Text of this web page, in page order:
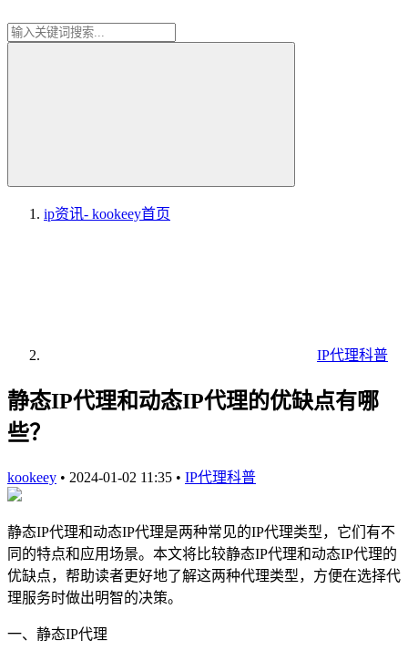
ip资讯- kookeey首页
IP代理科普
静态IP代理和动态IP代理的优缺点有哪
些？
kookeey • 2024-01-02 11:35 • IP代理科普
静态IP代理和动态IP代理是两种常见的IP代理类型，它们有不
同的特点和应用场景。本文将比较静态IP代理和动态IP代理的
优缺点，帮助读者更好地了解这两种代理类型，方便在选择代
理服务时做出明智的决策。
一、静态IP代理